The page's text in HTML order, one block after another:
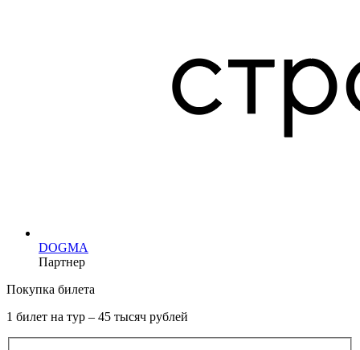
DOGMA
Партнер
Покупка билета
1 билет на тур – 45 тысяч рублей